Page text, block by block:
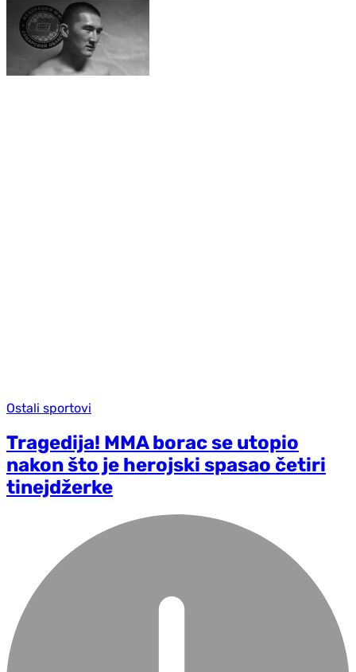
Ostali sportovi
Tragedija! MMA borac se utopio
nakon što je herojski spasao četiri
tinejdžerke